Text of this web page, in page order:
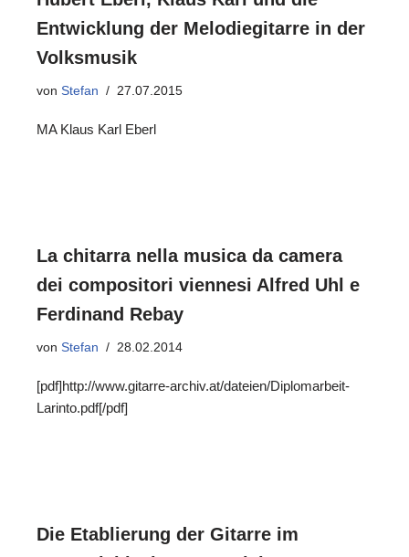
Entwicklung der Melodiegitarre in der
Volksmusik
von Stefan 27.07.2015
MA Klaus Karl Eberl
La chitarra nella musica da camera
dei compositori viennesi Alfred Uhl e
Ferdinand Rebay
von Stefan 28.02.2014
[pdf]http://www.gitarre-archiv.at/dateien/Diplomarbeit-
Larinto.pdf[/pdf]
Die Etablierung der Gitarre im